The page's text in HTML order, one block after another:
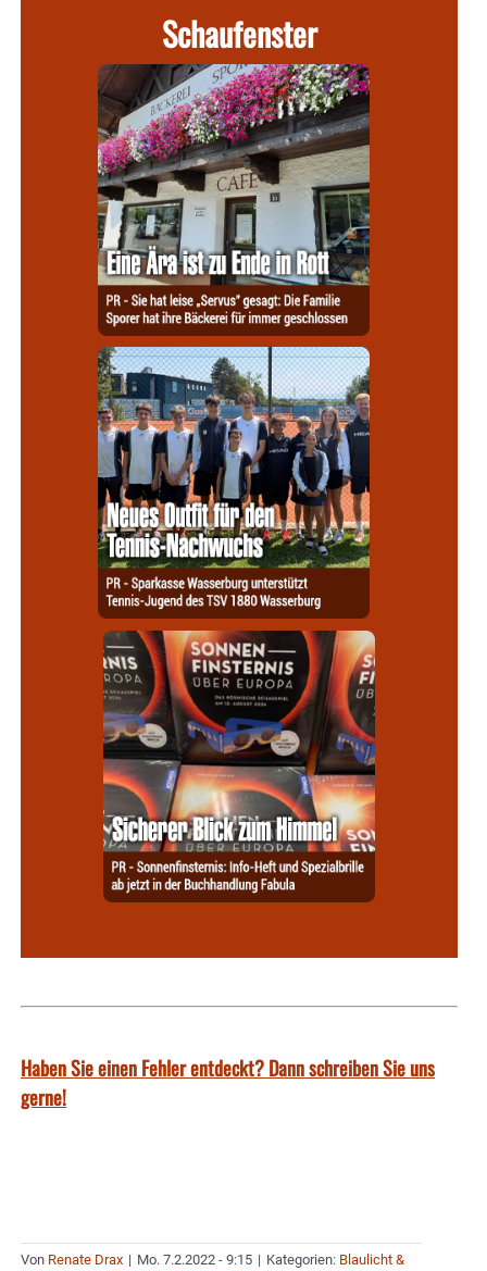
Schaufenster
Haben Sie einen Fehler entdeckt? Dann schreiben Sie uns
gerne!
Von Renate Drax | Mo. 7.2.2022 - 9:15 | Kategorien: Blaulicht &